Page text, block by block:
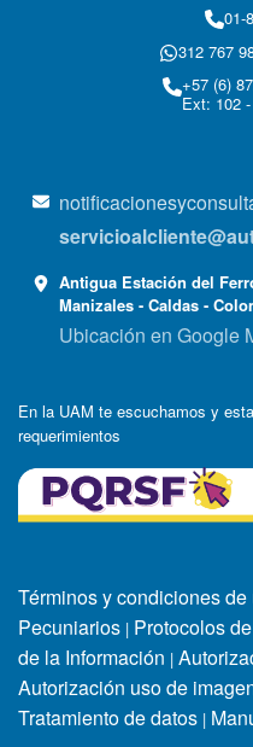
01-
312 767
+57 (6)
Ext: 102
Antigua Estación del
Manizales - Caldas -
Ubicación en Google
En la UAM te escuchamos y
requerimientos
Términos y condiciones
Pecuniarios | Protocolos
de la Información |
Autorización uso de
Tratamiento de datos |